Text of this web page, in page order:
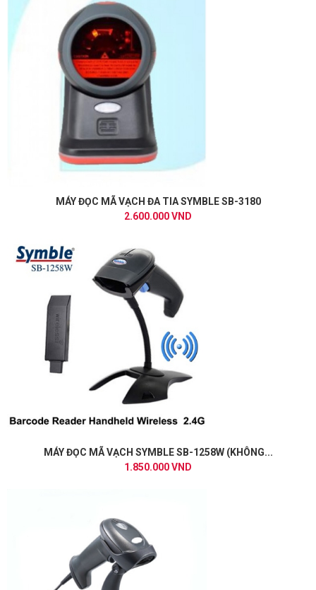
MÁY ĐỌC MÃ VẠCH ĐA TIA SYMBLE SB-3180
2.600.000 VND
MÁY ĐỌC MÃ VẠCH SYMBLE SB-1258W (KHÔNG...
1.850.000 VND